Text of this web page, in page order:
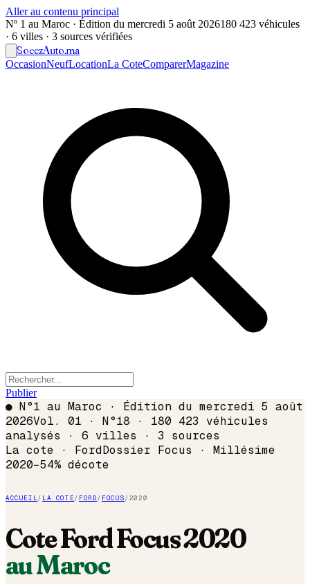
Aller au contenu principal
Nº 1 au Maroc · Édition du mercredi 5 août 2026180 423 véhicules
· 6 villes · 3 sources vérifiées
SoeezAuto.ma
OccasionNeufLocationLa CoteComparerMagazine
Publier
● N°1 au Maroc · Édition du mercredi 5 août
2026Vol. 01 · N°18 · 180 423 véhicules
analysés · 6 villes · 3 sources
La cote · FordDossier Focus · Millésime
2020−54% décote
ACCUEIL/ LA COTE/ FORD/ FOCUS/2020
CoteFordFocus2020
au Maroc